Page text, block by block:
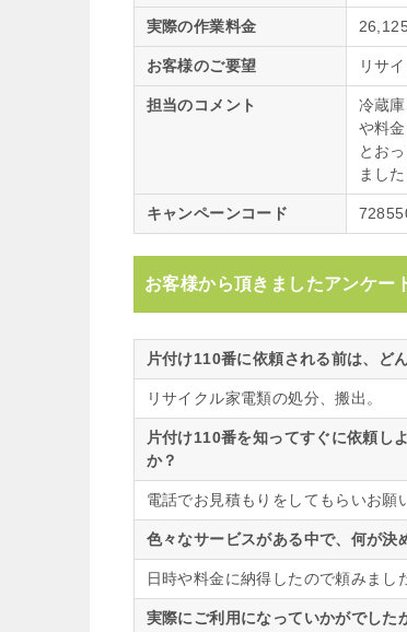
実際の作業料金
お客様のご要望 リサ
担当のコメント
冷蔵
や料
とお
まし
キャンペーンコード
お客様から頂きましたアンケー
片付け110番に依頼される前は、ど
リサイクル家電類の処分、搬出。
片付け110番を知ってすぐに依頼し
か？
電話でお見積もりをしてもらいお願
色々なサービスがある中で、何が決
日時や料金に納得したので頼みまし
実際にご利用になっていかがでした